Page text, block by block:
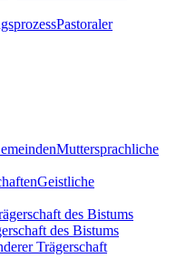
Pastoraler
Muttersprachliche
Geistliche
des Bistums